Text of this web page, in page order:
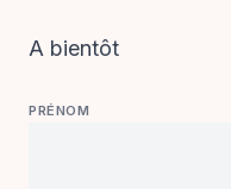
A bientôt
PRÉNOM